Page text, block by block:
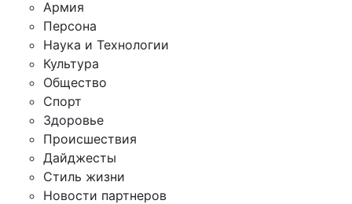
Армия
Персона
Наука и Технологии
Культура
Общество
Спорт
Здоровье
Происшествия
Дайджесты
Стиль жизни
Новости партнеров